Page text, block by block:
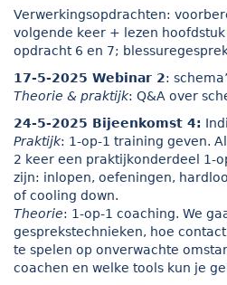
Verwerkingsopdrachten:
volgende keer + lezen
opdracht 6 en 7;
17-5-2025 Webinar 2:
Theorie & praktijk: Q&A over
24-5-2025 Bijeenkomst 4:
Praktijk: 1-op-1 training geven.
2 keer een praktijkonderdeel 1-
zijn: inlopen, oefeningen,
of cooling down.
Theorie: 1-op-1 coaching. We
gesprekstechnieken, hoe
te spelen op onverwachte
coachen en welke tools kun je